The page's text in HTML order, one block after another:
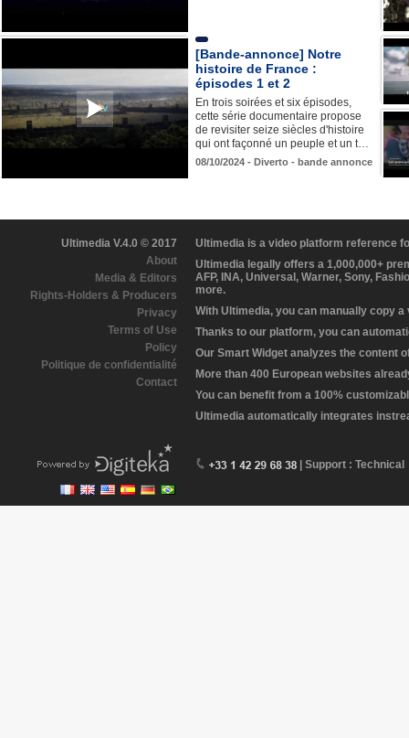
[Bande-annonce] Notre
histoire de France :
épisodes 1 et 2
En trois soirées et six épisodes,
cette série documentaire propose
de revisiter seize siècles d'histoire
qui ont façonné un peuple et un t…
08/10/2024 - Diverto - bande annonce
Ultimedia V.4.0 © 2017
About
Media & Editors
Rights-Holders & Producers
Privacy
Terms of Use
Policy
Politique de confidentialité
Contact
Ultimedia is a video platform reference
Ultimedia legally offers a 1,000,000+
AFP, INA, Universal, Warner, Sony,
more.
With Ultimedia, you can manually copy
Thanks to our platform, you can
Our Smart Widget analyzes the content
More than 400 European websites
You can benefit from a 100%
Ultimedia automatically integrates
| Support : Technical